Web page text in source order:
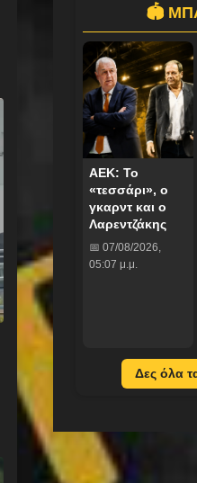
🏟️
ΑΕΚ: Το
«τεσσάρι», ο
γκαρντ και ο
Λαρεντζάκης
📅 07/08/2026,
05:07 μ.μ.
Δες όλα